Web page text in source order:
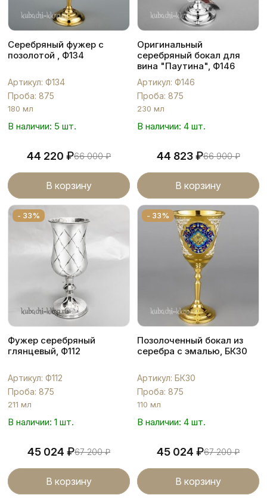
Серебряный фужер с
позолотой , Ф134
Артикул: Ф134
Проба: 875
180 мл
В наличии: 5 шт.
44 220 ₽66 000₽
В корзину
Оригинальный
серебряный бокал для
вина "Паутина", Ф146
Артикул: Ф146
Проба: 875
230 мл
В наличии: 4 шт.
44 823₽66 900₽
В корзину
- 33%
Фужер серебряный
глянцевый, Ф112
Артикул: Ф112
Проба: 875
211 мл
В наличии: 1 шт.
45 024 ₽67 200₽
В корзину
- 33%
Позолоченный бокал из
серебра с эмалью, БК30
Артикул: БК30
Проба: 875
110 мл
В наличии: 4 шт.
45 024 ₽67 200₽
В корзину